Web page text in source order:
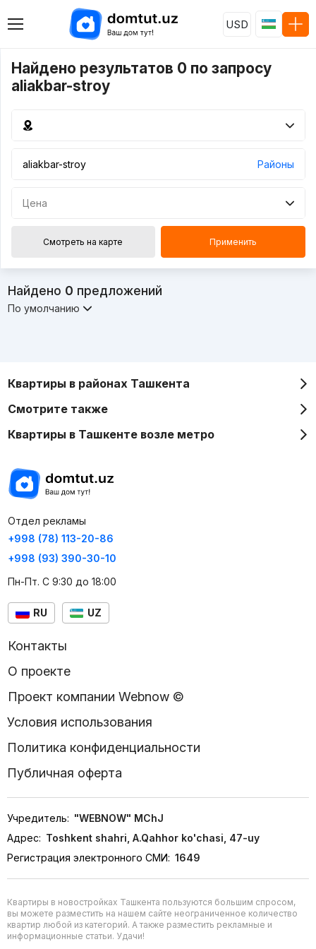
USD
Найдено результатов 0 по запросу
aliakbar-stroy
Районы
Цена
Смотреть на карте Применить
Найдено 0 предложений
По умолчанию
Квартиры в районах Ташкента
Смотрите также
Квартиры в Ташкенте возле метро
Отдел рекламы
+998 (78) 113-20-86
+998 (93) 390-30-10
Пн-Пт. С 9:30 до 18:00
RU UZ
Контакты
О проекте
Проект компании Webnow ©
Условия использования
Политика конфиденциальности
Публичная оферта
Учредитель: "WEBNOW" MChJ
Адрес: Toshkent shahri, A.Qahhor ko'chasi, 47-uy
Регистрация электронного СМИ: 1649
Квартиры в новостройках Ташкента пользуются большим спросом,
вы можете разместить на нашем сайте неограниченное количество
квартир любой из категорий. А также разместить рекламные и
информационные статьи. Удачи!